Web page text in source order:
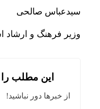
رگبار پراکنده
پیامدهای تجاوز به ایران؛ زیان حدود
سیدعباس صالحی
وزیر فرهنگ و ارشاد
این مطلب
از خبرها دور نباشید!